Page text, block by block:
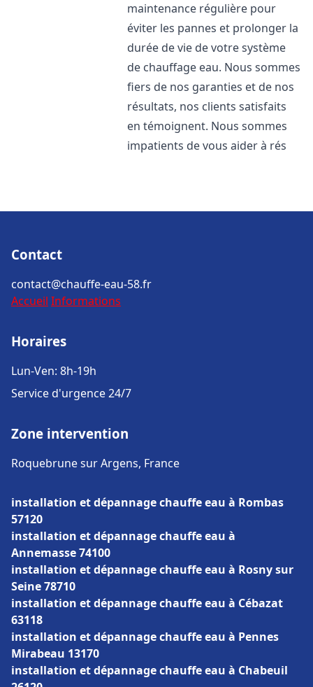
maintenance régulière pour
éviter les pannes et prolonger la
durée de vie de votre système
de chauffage eau. Nous sommes
fiers de nos garanties et de nos
résultats, nos clients satisfaits
en témoignent. Nous sommes
impatients de vous aider à rés
Contact
contact@chauffe-eau-58.fr
Accueil Informations
Horaires
Lun-Ven: 8h-19h
Service d'urgence 24/7
Zone intervention
Roquebrune sur Argens, France
installation et dépannage chauffe eau à Rombas
57120
installation et dépannage chauffe eau à
Annemasse 74100
installation et dépannage chauffe eau à Rosny sur
Seine 78710
installation et dépannage chauffe eau à Cébazat
63118
installation et dépannage chauffe eau à Pennes
Mirabeau 13170
installation et dépannage chauffe eau à Chabeuil